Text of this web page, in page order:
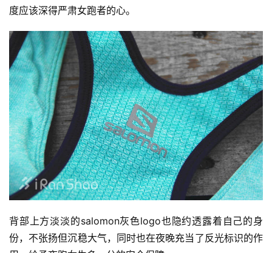
度应该深得严肃女跑者的心。
背部上方淡淡的salomon灰色logo也隐约透露着自己的身
份，不张扬但沉稳大气，同时也在夜晚充当了反光标识的作